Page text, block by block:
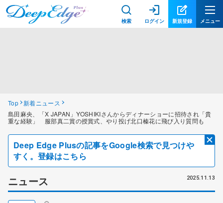
検索 ログイン 新規登録 メニュー
Top 新着ニュース
島田麻央、「X JAPAN」YOSHIKIさんからディナーショーに招待され「貴
重な経験」 服部真二賞の授賞式、やり投げ北口榛花に飛び入り質問も
Deep Edge Plusの記事をGoogle検索で見つけや
すく。登録はこちら
ニュース 2025.11.13